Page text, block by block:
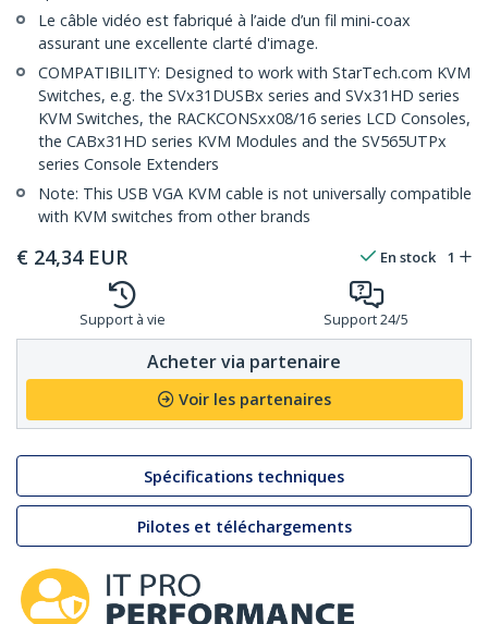
Le câble vidéo est fabriqué à l’aide d’un fil mini-coax
assurant une excellente clarté d'image.
COMPATIBILITY: Designed to work with StarTech.com KVM
Switches, e.g. the SVx31DUSBx series and SVx31HD series
KVM Switches, the RACKCONSxx08/16 series LCD Consoles,
the CABx31HD series KVM Modules and the SV565UTPx
series Console Extenders
Note: This USB VGA KVM cable is not universally compatible
with KVM switches from other brands
€ 24,34 EUR En stock 1
Support à vie Support 24/5
Acheter via partenaire
Voir les partenaires
Spécifications techniques
Pilotes et téléchargements